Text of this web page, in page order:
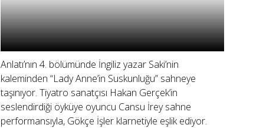
Anlatı’nın 4. bölümünde İngiliz yazar Saki’nin
kaleminden “Lady Anne’in Suskunluğu” sahneye
taşınıyor. Tiyatro sanatçısı Hakan Gerçek’in
seslendirdiği öyküye oyuncu Cansu İrey sahne
performansıyla, Gökçe İşler klarnetiyle eşlik ediyor.